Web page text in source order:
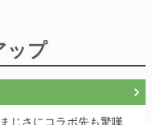
ップ
じさにコラボ先も驚嘆